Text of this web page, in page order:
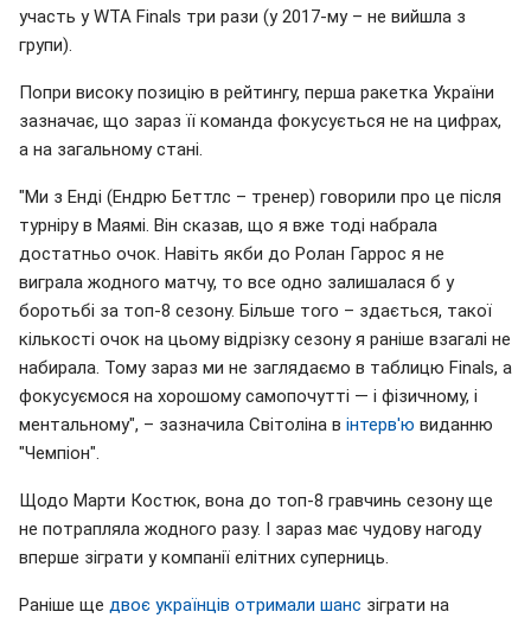
участь у WTA Finals три рази (у 2017-му – не вийшла з
групи).
Попри високу позицію в рейтингу, перша ракетка України
зазначає, що зараз її команда фокусується не на цифрах,
а на загальному стані.
"Ми з Енді (Ендрю Беттлс – тренер) говорили про це після
турніру в Маямі. Він сказав, що я вже тоді набрала
достатньо очок. Навіть якби до Ролан Гаррос я не
виграла жодного матчу, то все одно залишалася б у
боротьбі за топ-8 сезону. Більше того – здається, такої
кількості очок на цьому відрізку сезону я раніше взагалі не
набирала. Тому зараз ми не заглядаємо в таблицю Finals, а
фокусуємося на хорошому самопочутті — і фізичному, і
ментальному", – зазначила Світоліна в інтерв'ю виданню
"Чемпіон".
Щодо Марти Костюк, вона до топ-8 гравчинь сезону ще
не потрапляла жодного разу. І зараз має чудову нагоду
вперше зіграти у компанії елітних суперниць.
Раніше ще двоє українців отримали шанс зіграти на